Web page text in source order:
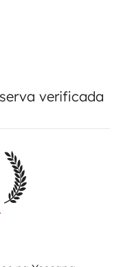
verificada